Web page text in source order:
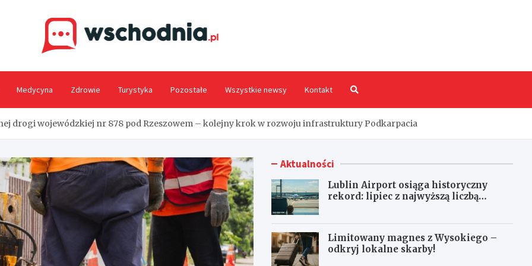
Medycyna Zdrowie Turystyka Pozostałe Wszystkie newsy Kontakt
drogi wojewódzkiej nr 878 pod Rzeszowem – kolejny krok w rozwoju infrastruktury Podkarpacia
Aktualności
Lublin Airport osiąga historyczny
rekord: lipiec z najwyższą liczbą
Limitowany magnes z Wysokiego –
odkryj lokalne skarby!